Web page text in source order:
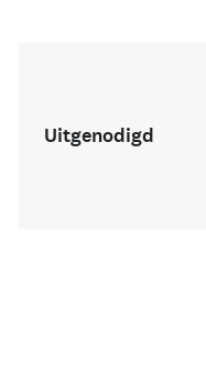
Uitgenodigd